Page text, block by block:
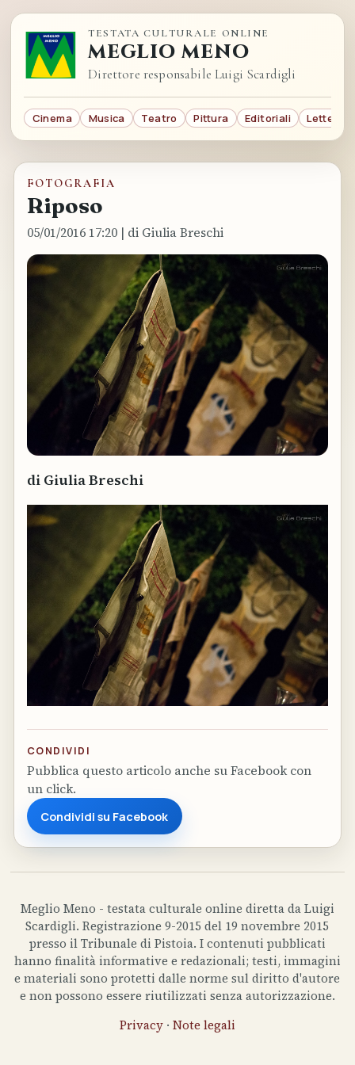
TESTATA CULTURALE ONLINE
MEGLIO MENO
Direttore responsabile Luigi Scardigli
Cinema Musica Teatro Pittura Editoriali
FOTOGRAFIA
Riposo
05/01/2016 17:20 | di Giulia Breschi
di Giulia Breschi
CONDIVIDI
Pubblica questo articolo anche su Facebook con
un click.
Condividi su Facebook
Meglio Meno - testata culturale online diretta da Luigi
Scardigli. Registrazione 9-2015 del 19 novembre 2015
presso il Tribunale di Pistoia. I contenuti pubblicati
hanno finalità informative e redazionali; testi, immagini
e materiali sono protetti dalle norme sul diritto d'autore
e non possono essere riutilizzati senza autorizzazione.
Privacy· Note legali